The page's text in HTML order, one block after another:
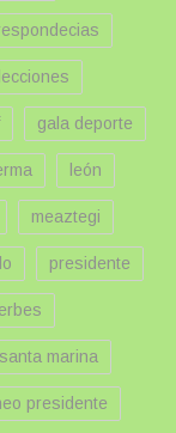
gala deporte
león
meaztegi
presidente
santa marina
presidente